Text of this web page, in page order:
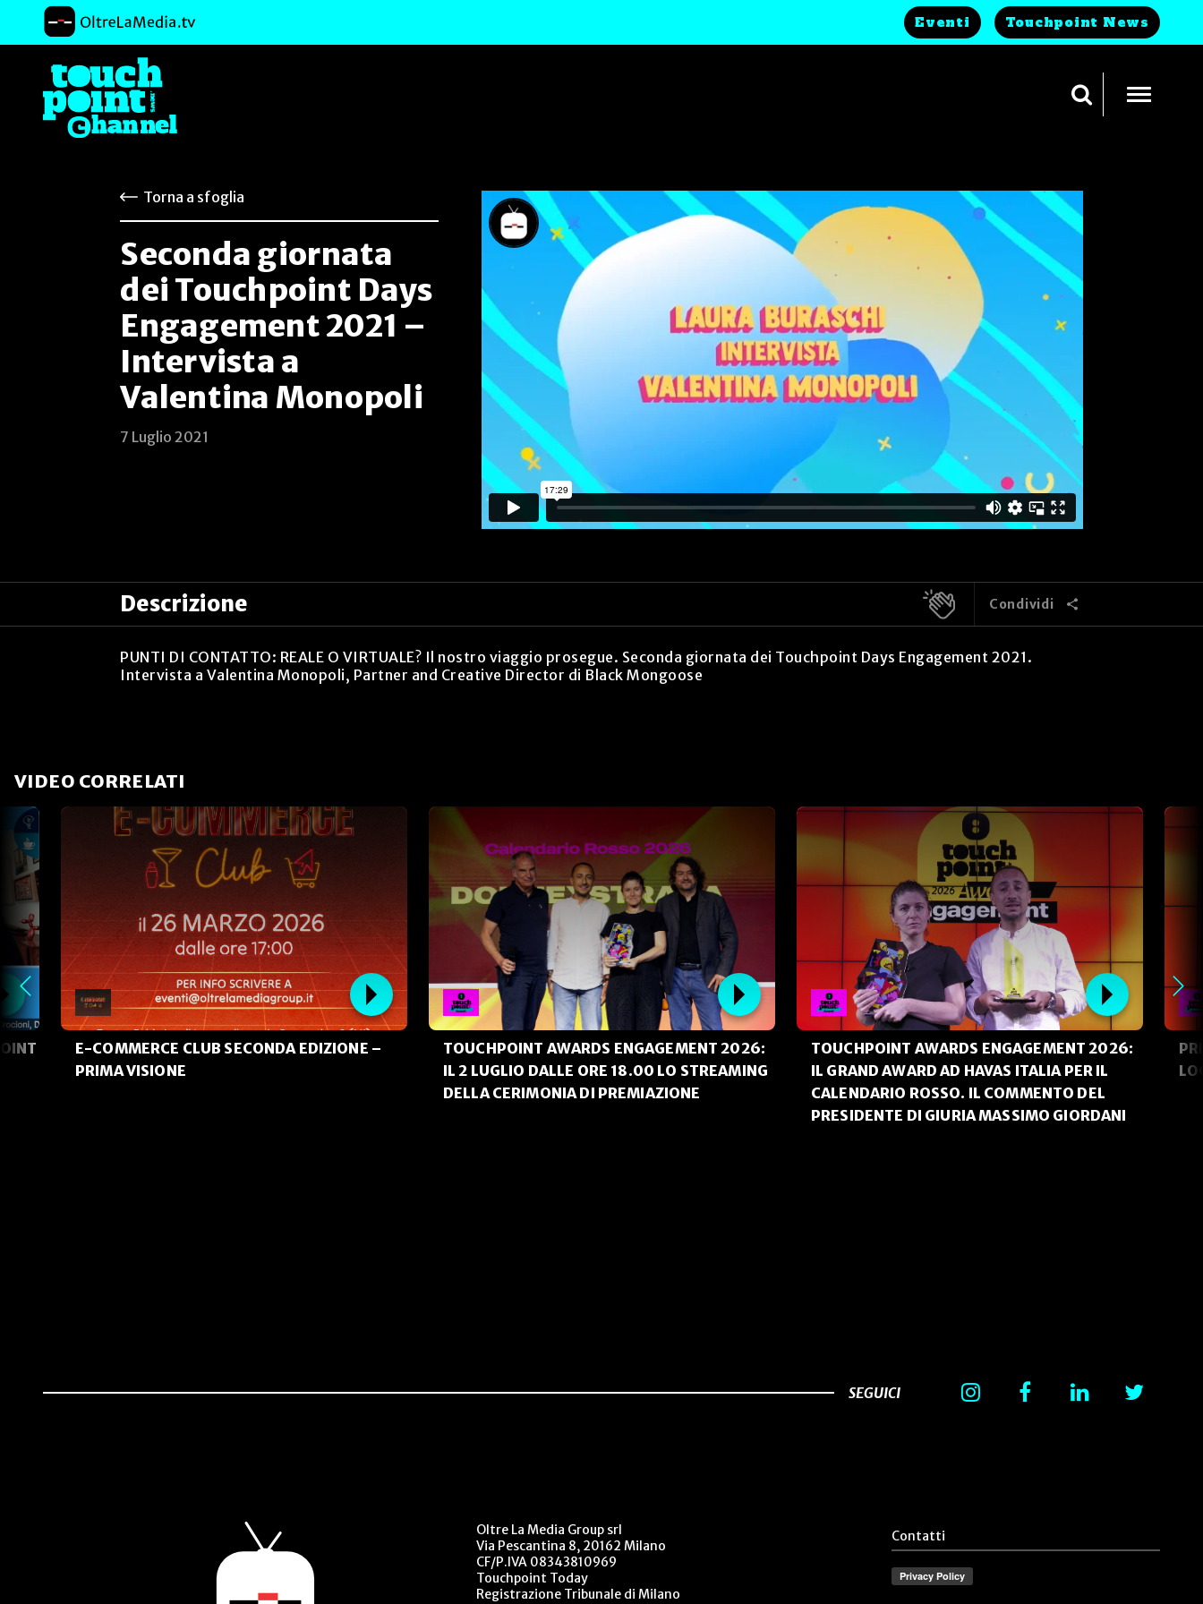
Eventi Touchpoint News
Torna a sfoglia
Seconda giornata
dei Touchpoint Days
Engagement 2021 –
Intervista a
Valentina Monopoli
7 Luglio 2021
Descrizione Condividi
PUNTI DI CONTATTO: REALE O VIRTUALE? Il nostro viaggio prosegue. Seconda giornata dei Touchpoint Days Engagement 2021.
Intervista a Valentina Monopoli, Partner and Creative Director di Black Mongoose
VIDEO CORRELATI
E-COMMERCE CLUB SECONDA EDIZIONE –
PRIMA VISIONE
TOUCHPOINT AWARDS ENGAGEMENT 2026:
IL 2 LUGLIO DALLE ORE 18.00 LO STREAMING
DELLA CERIMONIA DI PREMIAZIONE
TOUCHPOINT AWARDS ENGAGEMENT 2026:
IL GRAND AWARD AD HAVAS ITALIA PER IL
CALENDARIO ROSSO. IL COMMENTO DEL
PRESIDENTE DI GIURIA MASSIMO GIORDANI
SEGUICI
Oltre La Media Group srl
Via Pescantina 8, 20162 Milano
CF/P.IVA 08343810969
Touchpoint Today
Registrazione Tribunale di Milano
Contatti